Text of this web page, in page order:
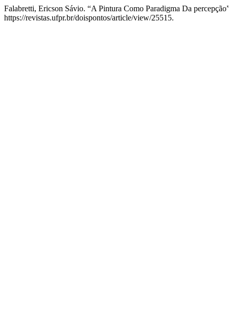
Falabretti, Ericson Sávio. “A Pintura Como Paradigma Da
https://revistas.ufpr.br/doispontos/article/view/25515.